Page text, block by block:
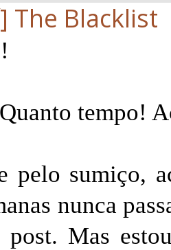
The Blacklist
tempo!
pelo sumiço,
nunca
Mas